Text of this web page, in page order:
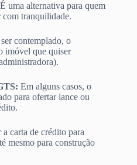
É uma alternativa para quem
com tranquilidade.
contemplado, o
imóvel que quiser
Em alguns casos, o
para ofertar lance ou
a carta de crédito para
mesmo para construção